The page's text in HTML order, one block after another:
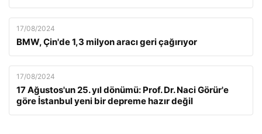
17/08/2024
BMW, Çin'de 1,3 milyon aracı geri çağırıyor
17/08/2024
17 Ağustos'un 25. yıl dönümü: Prof. Dr. Naci Görür'e
göre İstanbul yeni bir depreme hazır değil